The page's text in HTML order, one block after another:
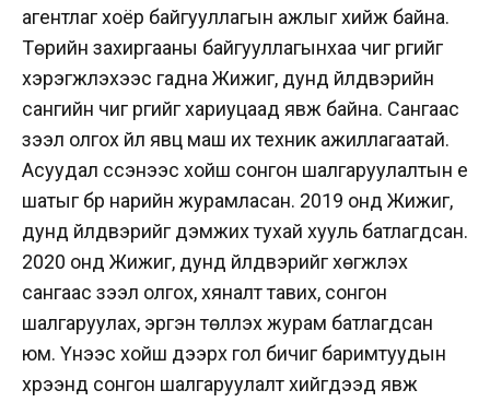
агентлаг хоёр байгууллагын ажлыг хийж байна.
Төрийн захиргааны байгууллагынхаа чиг үүргийг
хэрэгжүүлэхээс гадна Жижиг, дунд үйлдвэрийн
сангийн чиг үүргийг хариуцаад явж байна. Сангаас
зээл олгох үйл явц маш их техник ажиллагаатай.
Асуудал үүссэнээс хойш сонгон шалгаруулалтын үе
шатыг бүр нарийн журамласан. 2019 онд Жижиг,
дунд үйлдвэрийг дэмжих тухай хууль батлагдсан.
2020 онд Жижиг, дунд үйлдвэрийг хөгжүүлэх
сангаас зээл олгох, хяналт тавих, сонгон
шалгаруулах, эргэн төлүүлэх журам батлагдсан
юм. Үүнээс хойш дээрх гол бичиг баримтуудын
хүрээнд сонгон шалгаруулалт хийгдээд явж